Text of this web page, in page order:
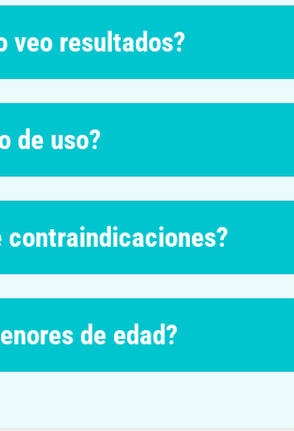
veo resultados?
de uso?
contraindicaciones?
de edad?